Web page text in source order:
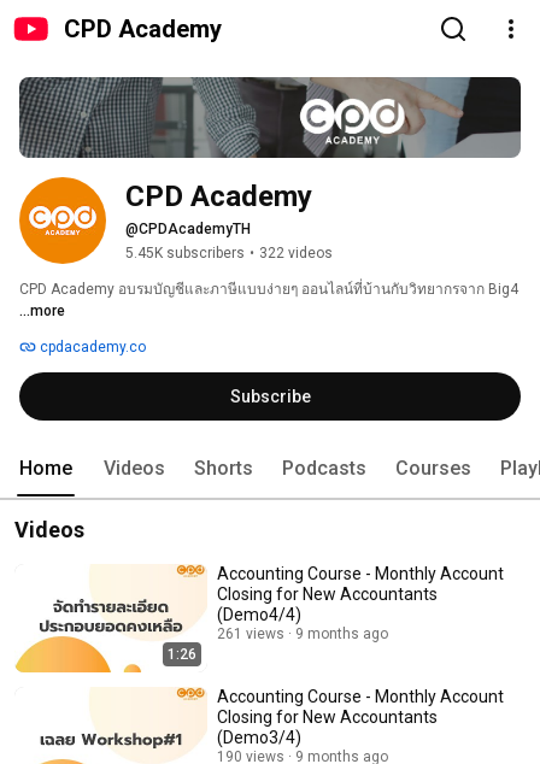
CPD Academy
CPD Academy
@CPDAcademyTH
5.45K subscribers • 322 videos
...more
cpdacademy.co
Subscribe
Home Videos Shorts Podcasts Courses
Videos
1:26
Accounting Course - Monthly Account
Closing for New Accountants
(Demo4/4)
261 views 9 months ago
Accounting Course - Monthly Account
Closing for New Accountants
(Demo3/4)
190 views 9 months ago